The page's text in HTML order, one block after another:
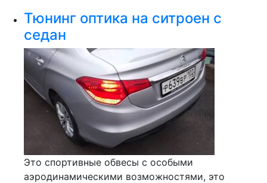
Тюнинг оптика на ситроен с
седан
Это спортивные обвесы с особыми
аэродинамическими возможностями, это